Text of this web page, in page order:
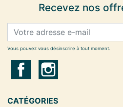
Recevez nos
Vous pouvez vous désinscrire à tout moment.
CATÉGORIES